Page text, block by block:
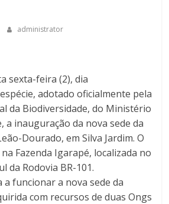
administrator
sexta-feira (2), dia
adotado oficialmente pela
da Biodiversidade, do Ministério
a inauguração da nova sede da
Dourado, em Silva Jardim. O
Fazenda Igarapé, localizada no
da Rodovia BR-101.
a funcionar a nova sede da
com recursos de duas Ongs